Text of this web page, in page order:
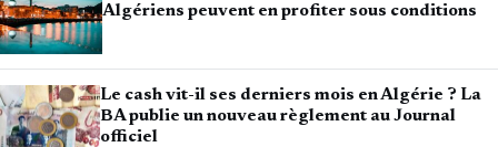
Algériens peuvent en profiter sous conditions
Le cash vit-il ses derniers mois en Algérie ? La
BA publie un nouveau règlement au Journal
officiel